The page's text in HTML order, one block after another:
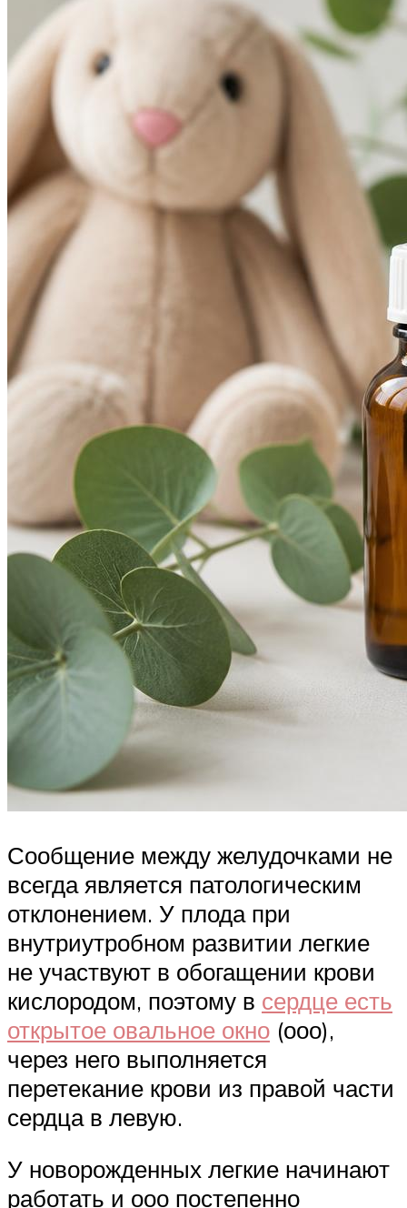
Сообщение между желудочками не
всегда является патологическим
отклонением. У плода при
внутриутробном развитии легкие
не участвуют в обогащении крови
кислородом, поэтому в сердце есть
открытое овальное окно (ооо),
через него выполняется
перетекание крови из правой части
сердца в левую.
У новорожденных легкие начинают
работать и ооо постепенно